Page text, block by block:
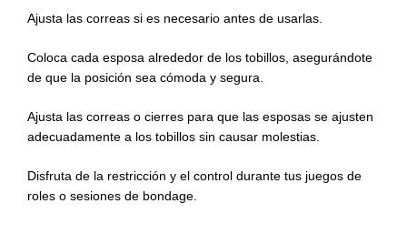
Ajusta las correas si es necesario antes de usarlas.
Coloca cada esposa alrededor de los tobillos, asegurándote
de que la posición sea cómoda y segura.
Ajusta las correas o cierres para que las esposas se ajusten
adecuadamente a los tobillos sin causar molestias.
Disfruta de la restricción y el control durante tus juegos de
roles o sesiones de bondage.